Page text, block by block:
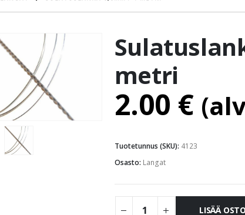
metri
2.00 €
Tuotetunnus (SKU): 4123
Osasto: Langat
LISÄÄ